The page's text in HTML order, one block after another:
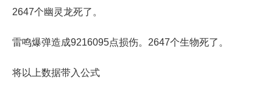
2647个幽灵龙死了。
雷鸣爆弹造成9216095点损伤。2647个生物死了。
将以上数据带入公式